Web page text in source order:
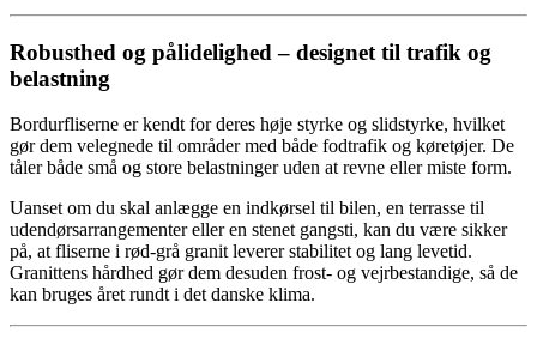
Robusthed og pålidelighed – designet til trafik og
belastning
Bordurfliserne er kendt for deres høje styrke og slidstyrke, hvilket
gør dem velegnede til områder med både fodtrafik og køretøjer. De
tåler både små og store belastninger uden at revne eller miste form.
Uanset om du skal anlægge en indkørsel til bilen, en terrasse til
udendørsarrangementer eller en stenet gangsti, kan du være sikker
på, at fliserne i rød-grå granit leverer stabilitet og lang levetid.
Granittens hårdhed gør dem desuden frost- og vejrbestandige, så de
kan bruges året rundt i det danske klima.